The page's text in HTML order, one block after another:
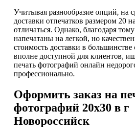
Учитывая разнообразие опций, на
доставки отпечатков размером 20
отличаться. Однако, благодаря
напечатаны на легкой, но
стоимость доставки в большинстве
вполне доступной для клиентов,
печать фотографий онлайн
профессионально.
Оформить заказ на
фотографий 20х30 в г
Новороссийск